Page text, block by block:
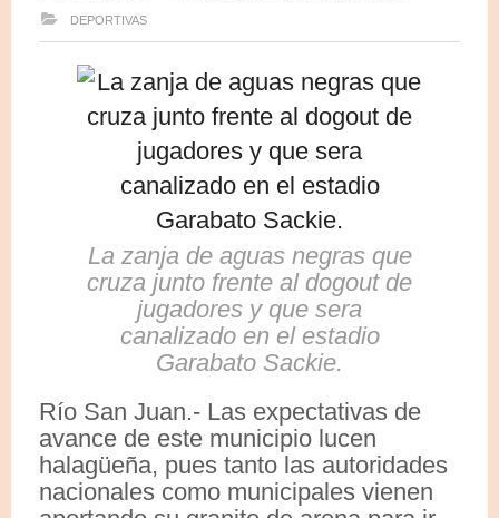
DEPORTIVAS
La zanja de aguas negras que
cruza junto frente al dogout de
jugadores y que sera
canalizado en el estadio
Garabato Sackie.
Río San Juan.- Las expectativas de
avance de este municipio lucen
halagüeña, pues tanto las autoridades
nacionales como municipales vienen